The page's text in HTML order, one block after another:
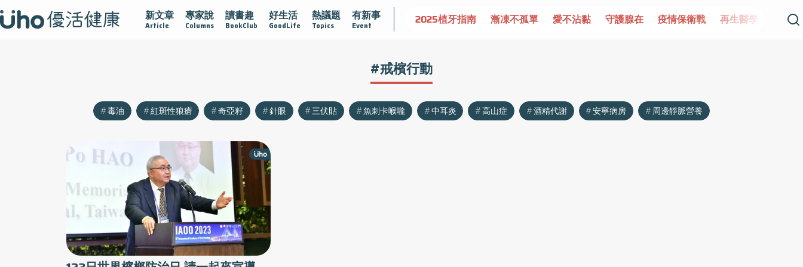
新文章
Article
專家說
Columns
讀書趣
BookClub
好生活
GoodLife
熱議題
Topics
有新事
Event
疫情保衛戰 再生醫學 愛的未來視 認識攝護腺肥大 守護骨骼健康 達文西手術專欄 2025植牙指南 漸凍不孤單 愛不沾黏 守護腺在 疫情保衛戰 再生醫學 愛的
#戒檳行動
毒油 紅斑性狼瘡 奇亞籽 針眼 三伏貼 魚刺卡喉嚨 中耳炎 高山症 酒精代謝 安寧病房 周邊靜脈營養